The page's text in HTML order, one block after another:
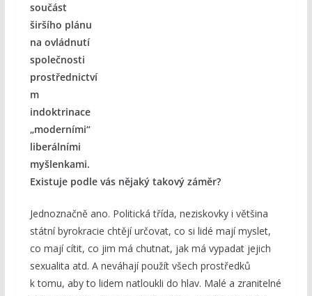
součást
širšího plánu
na ovládnutí
společnosti
prostřednictví
m
indoktrinace
„moderními“
liberálními
myšlenkami.
Existuje podle vás nějaký takový záměr?
Jednoznačně ano. Politická třída, neziskovky i většina
státní byrokracie chtějí určovat, co si lidé mají myslet,
co mají cítit, co jim má chutnat, jak má vypadat jejich
sexualita atd. A neváhají použít všech prostředků
k tomu, aby to lidem natloukli do hlav. Malé a zranitelné